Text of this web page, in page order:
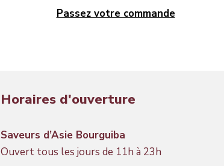
Passez votre commande
Horaires d'ouverture
Saveurs d’Asie Bourguiba
Ouvert tous les jours de 11h à 23h